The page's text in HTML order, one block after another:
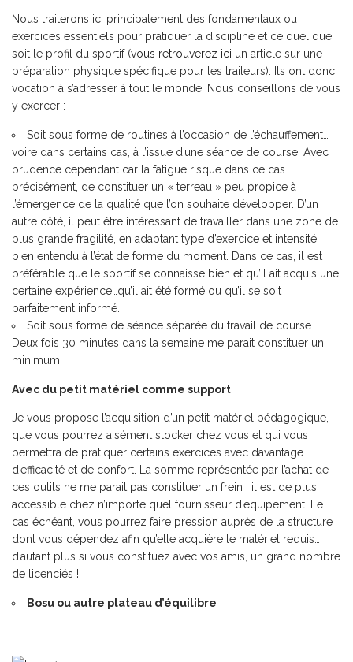
Nous traiterons ici principalement des fondamentaux ou
exercices essentiels pour pratiquer la discipline et ce quel que
soit le profil du sportif (vous retrouverez ici un article sur une
préparation physique spécifique pour les traileurs). Ils ont donc
vocation à s’adresser à tout le monde. Nous conseillons de vous
y exercer :
Soit sous forme de routines à l’occasion de l’échauffement…
voire dans certains cas, à l’issue d’une séance de course. Avec
prudence cependant car la fatigue risque dans ce cas
précisément, de constituer un « terreau » peu propice à
l’émergence de la qualité que l’on souhaite développer. D’un
autre côté, il peut être intéressant de travailler dans une zone de
plus grande fragilité, en adaptant type d’exercice et intensité
bien entendu à l’état de forme du moment. Dans ce cas, il est
préférable que le sportif se connaisse bien et qu’il ait acquis une
certaine expérience…qu’il ait été formé ou qu’il se soit
parfaitement informé.
Soit sous forme de séance séparée du travail de course.
Deux fois 30 minutes dans la semaine me parait constituer un
minimum.
Avec du petit matériel comme support
Je vous propose l’acquisition d’un petit matériel pédagogique,
que vous pourrez aisément stocker chez vous et qui vous
permettra de pratiquer certains exercices avec davantage
d’efficacité et de confort. La somme représentée par l’achat de
ces outils ne me parait pas constituer un frein ; il est de plus
accessible chez n’importe quel fournisseur d’équipement. Le
cas échéant, vous pourrez faire pression auprès de la structure
dont vous dépendez afin qu’elle acquière le matériel requis…
d’autant plus si vous constituez avec vos amis, un grand nombre
de licenciés !
Bosu ou autre plateau d’équilibre